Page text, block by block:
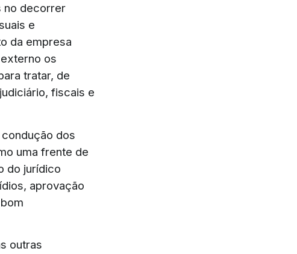
no decorrer
e
da empresa
os
tratar, de
fiscais e
dos
uma frente de
do jurídico
aprovação
outras